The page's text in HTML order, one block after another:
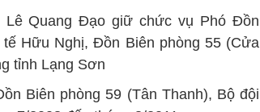
Lê Quang Đạo giữ chức vụ Phó Đồn
Hữu Nghị, Đồn Biên phòng 55 (Cửa
tỉnh Lạng Sơn
Biên phòng 59 (Tân Thanh), Bộ đội